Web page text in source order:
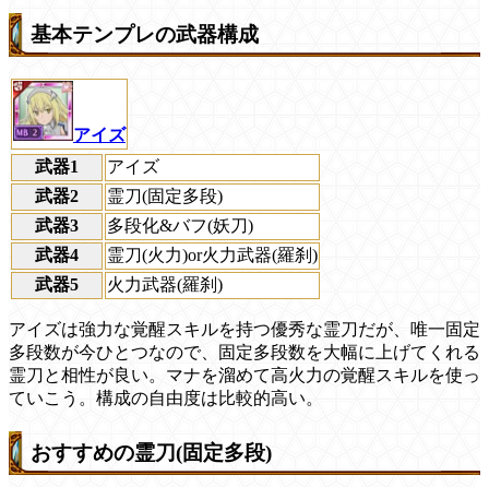
基本テンプレの武器構成
アイズ
武器1
アイズ
武器2
霊刀(固定多段)
武器3
多段化&バフ(妖刀)
武器4
霊刀(火力)or火力武器(羅刹)
武器5
火力武器(羅刹)
アイズは強力な覚醒スキルを持つ優秀な霊刀だが、唯一固定
多段数が今ひとつなので、固定多段数を大幅に上げてくれる
霊刀と相性が良い。マナを溜めて高火力の覚醒スキルを使っ
ていこう。構成の自由度は比較的高い。
おすすめの霊刀(固定多段)